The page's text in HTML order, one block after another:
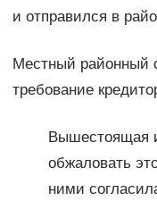
и отправился в
Местный районный
требование
Вышестоящая
обжаловать
ними